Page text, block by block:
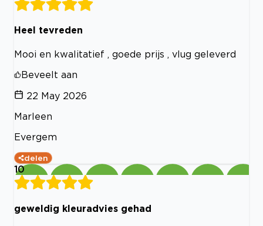
Heel tevreden
Mooi en kwalitatief , goede prijs , vlug geleverd
Beveelt aan
22 May 2026
Marleen
Evergem
delen
10
geweldig kleuradvies gehad